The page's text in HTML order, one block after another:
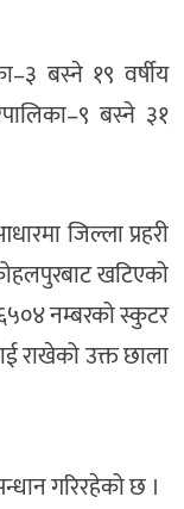
बस्ने १९ वर्षीय
बस्ने ३१
जिल्ला प्रहरी
खटिएको
नम्बरको स्कुटर
राखेको उक्त छाला
गरिरहेको छ ।